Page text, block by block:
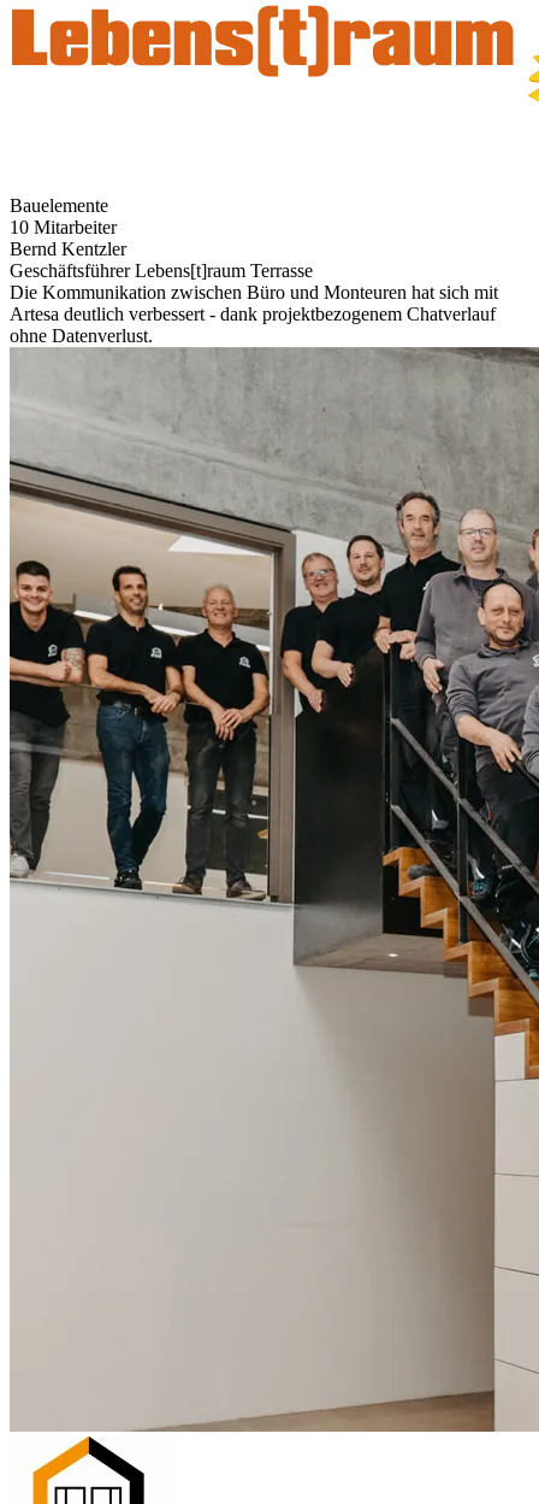
Bauelemente
10 Mitarbeiter
Bernd Kentzler
Geschäftsführer Lebens[t]raum Terrasse
Die Kommunikation zwischen Büro und Monteuren hat sich mit
Artesa deutlich verbessert - dank projektbezogenem Chatverlauf
ohne Datenverlust.